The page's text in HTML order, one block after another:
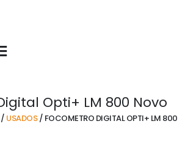
Opti+ LM 800 Novo
USADOS/ FOCOMETRO DIGITAL OPTI+ LM 800